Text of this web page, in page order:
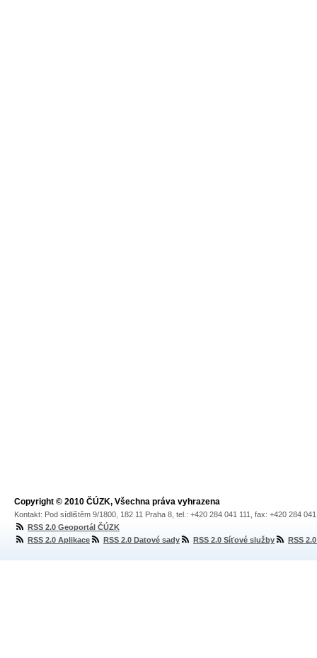
Copyright © 2010 ČÚZK, Všechna práva vyhrazena
Kontakt: Pod sídlištěm 9/1800, 182 11 Praha 8, tel.: +420 284 041 111, fax: +420 284
RSS 2.0 Geoportál ČÚZK
RSS 2.0 Aplikace
RSS 2.0 Datové sady RSS 2.0 Síťové služby RSS